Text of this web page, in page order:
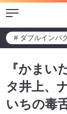
Menu
# ダブルインパ
『かまい
タ井上、
いちの毒